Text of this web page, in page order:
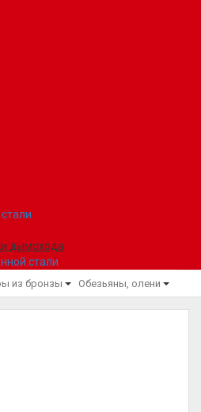
дымохода
стали
из бронзы Обезьяны, олени